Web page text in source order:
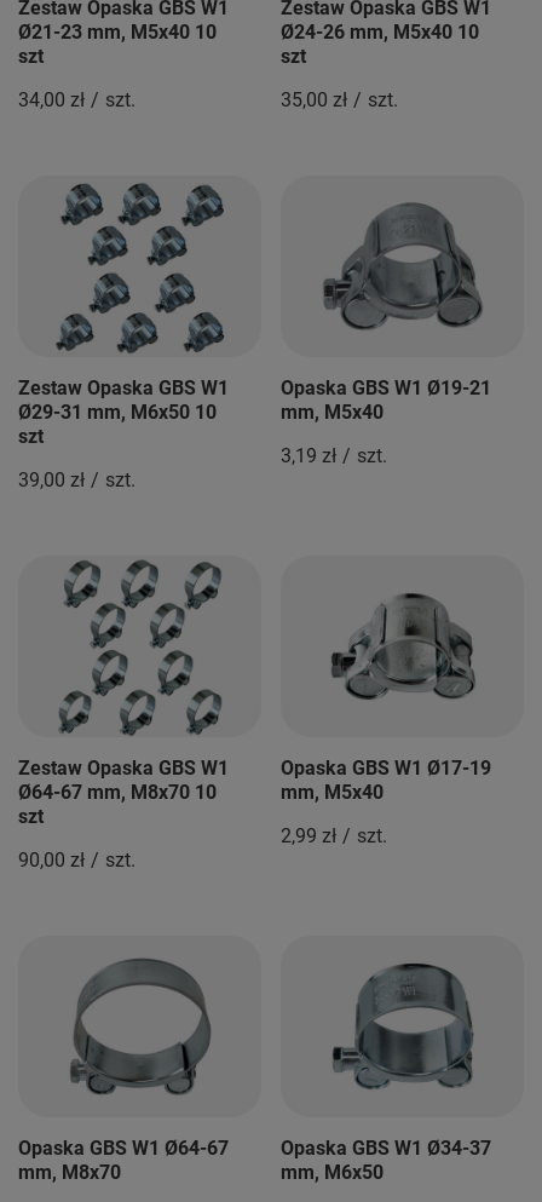
Zestaw Opaska GBS W1
Ø21-23 mm, M5x40 10
szt
34,00 zł / szt.
Zestaw Opaska GBS W1
Ø24-26 mm, M5x40 10
szt
35,00 zł / szt.
Zestaw Opaska GBS W1
Ø29-31 mm, M6x50 10
szt
39,00 zł / szt.
Opaska GBS W1 Ø19-21
mm, M5x40
3,19 zł / szt.
Zestaw Opaska GBS W1
Ø64-67 mm, M8x70 10
szt
90,00 zł / szt.
Opaska GBS W1 Ø17-19
mm, M5x40
2,99 zł / szt.
Opaska GBS W1 Ø64-67
mm, M8x70
Opaska GBS W1 Ø34-37
mm, M6x50